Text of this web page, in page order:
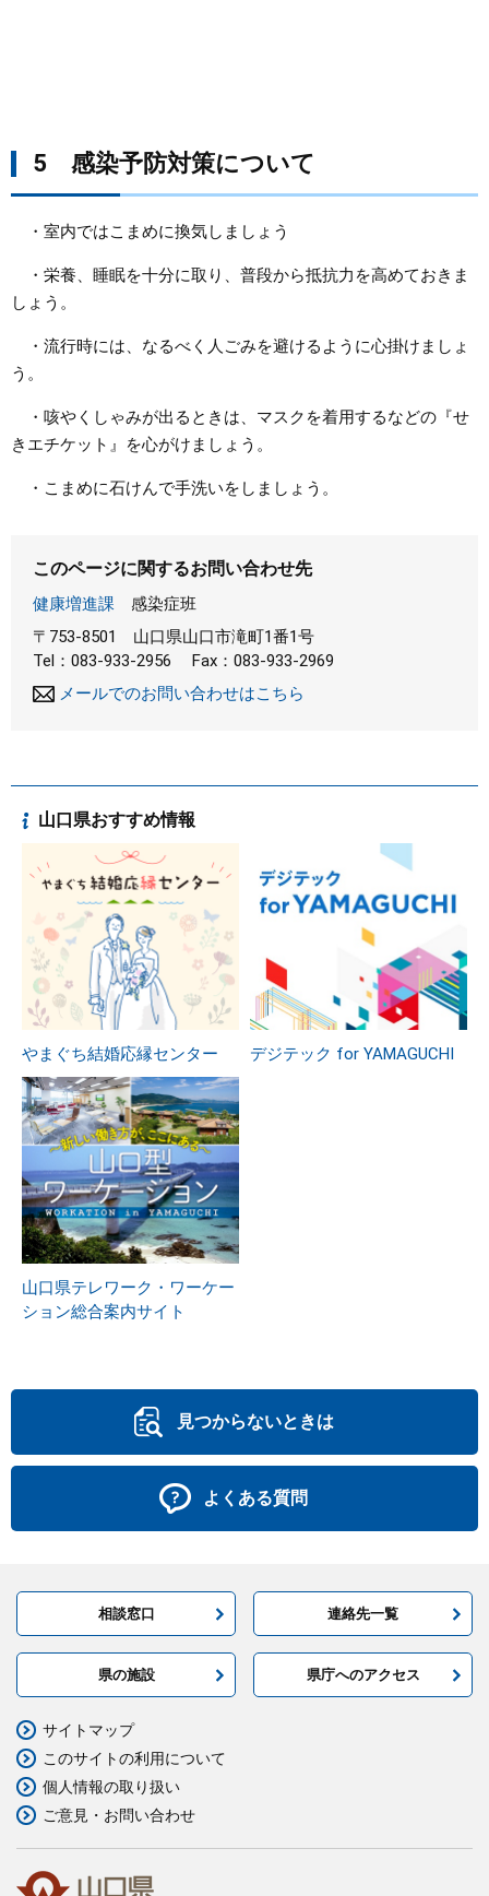
5 感染予防対策について
・室内ではこまめに換気しましょう
・栄養、睡眠を十分に取り、普段から抵抗力を高めておきま
しょう。
・流行時には、なるべく人ごみを避けるように心掛けましょ
う。
・咳やくしゃみが出るときは、マスクを着用するなどの『せ
きエチケット』を心がけましょう。
・こまめに石けんで手洗いをしましょう。
このページに関するお問い合わせ先
健康増進課
感染症班
〒753-8501
山口県山口市滝町1番1号
Tel：083-933-2956
Fax：083-933-2969
メールでのお問い合わせはこちら
山口県おすすめ情報
やまぐち結婚応縁センター デジテック for YAMAGUCHI
山口県テレワーク・ワーケー
ション総合案内サイト
見つからないときは
よくある質問
相談窓口 連絡先一覧
県の施設 県庁へのアクセス
サイトマップ
このサイトの利用について
個人情報の取り扱い
ご意見・お問い合わせ